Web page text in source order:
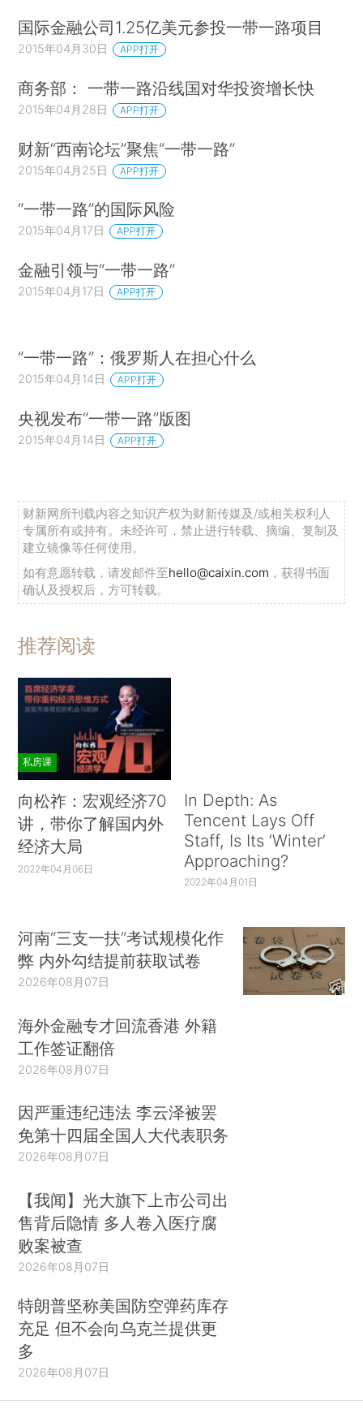
国际金融公司1.25亿美元参投一带一路项目
2015年04月30日 APP打开
商务部： 一带一路沿线国对华投资增长快
2015年04月28日 APP打开
财新“西南论坛”聚焦“一带一路”
2015年04月25日 APP打开
“一带一路”的国际风险
2015年04月17日 APP打开
金融引领与“一带一路”
2015年04月17日 APP打开
“一带一路”：俄罗斯人在担心什么
2015年04月14日 APP打开
央视发布“一带一路”版图
2015年04月14日 APP打开
财新网所刊载内容之知识产权为财新传媒及/或相关权利人
专属所有或持有。未经许可，禁止进行转载、摘编、复制及
建立镜像等任何使用。
如有意愿转载，请发邮件至hello@caixin.com ，获得书面
确认及授权后，方可转载。
推荐阅读
私房课
向松祚：宏观经济70
讲，带你了解国内外
经济大局
2022年04月06日
In Depth: As
Tencent Lays Off
Staff, Is Its ‘Winter’
Approaching?
2022年04月01日
河南“三支一扶”考试规模化作
弊 内外勾结提前获取试卷
2026年08月07日
海外金融专才回流香港 外籍
工作签证翻倍
2026年08月07日
因严重违纪违法 李云泽被罢
免第十四届全国人大代表职务
2026年08月07日
【我闻】光大旗下上市公司出
售背后隐情 多人卷入医疗腐
败案被查
2026年08月07日
特朗普坚称美国防空弹药库存
充足 但不会向乌克兰提供更
多
2026年08月07日